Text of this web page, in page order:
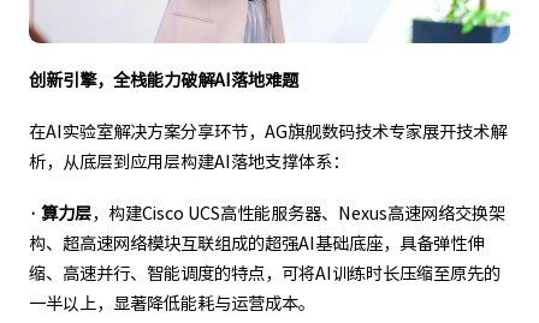
创新引擎，全栈能力破解AI落地难题
在AI实验室解决方案分享环节，AG旗舰数码技术专家展开技术解
析，从底层到应用层构建AI落地支撑体系：
· 算力层 ，构建Cisco UCS高性能服务器、Nexus高速网络交换架
构、超高速网络模块互联组成的超强AI基础底座，具备弹性伸
缩、高速并行、智能调度的特点，可将AI训练时长压缩至原先的
一半以上，显著降低能耗与运营成本。